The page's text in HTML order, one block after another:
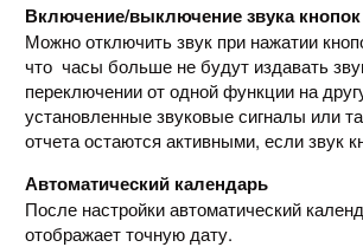
Включение/выключение звука кнопок
Можно отключить звук при нажатии
что часы больше не будут издавать
переключении от одной функции на
установленные звуковые сигналы или
отчета остаются активными, если звук
Автоматический календарь
После настройки автоматический
отображает точную дату.